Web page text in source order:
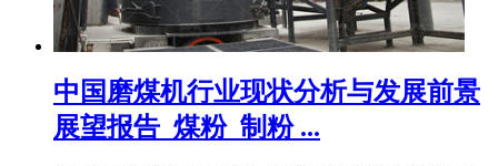
中国磨煤机行业现状分析与发展前景
展望报告_煤粉_制粉 ...